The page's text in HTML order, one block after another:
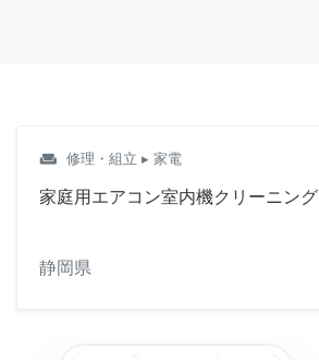
weekend 修理・組立 ▸ 家電
家庭用エアコン室内機クリーニング
静岡県